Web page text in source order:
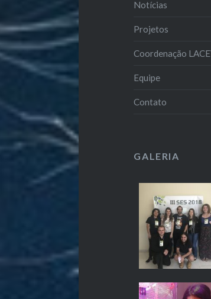
Notícias
Projetos
Coordenação
Equipe
Contato
GALERIA